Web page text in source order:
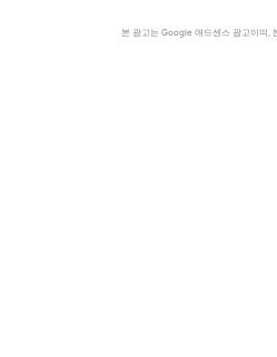
본 광고는 Google 애드센스 광고이며,